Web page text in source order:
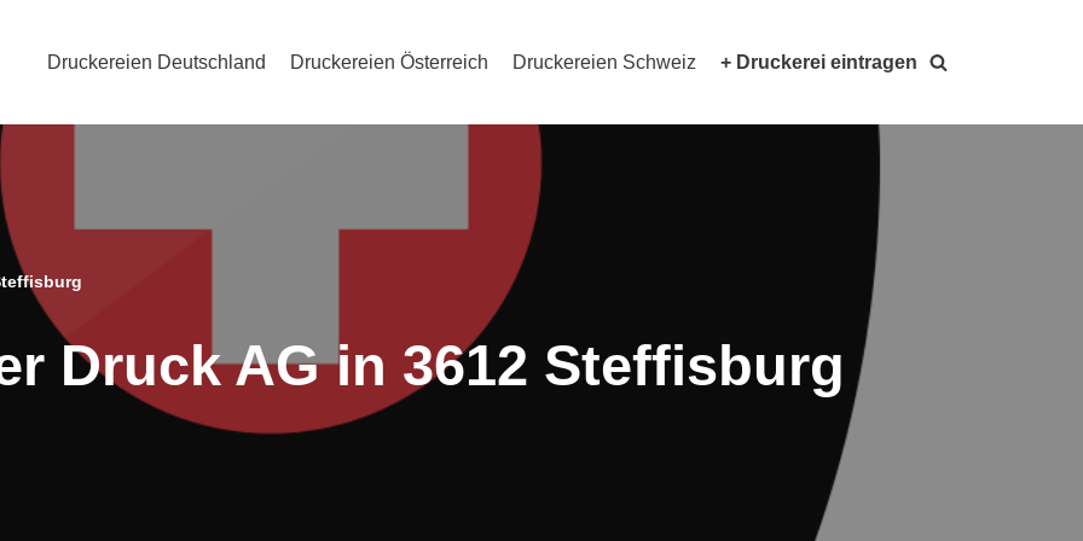
Druckereien Deutschland Druckereien Österreich Druckereien Schweiz + Druckerei eintragen
Druck AG in 3612 Steffisburg